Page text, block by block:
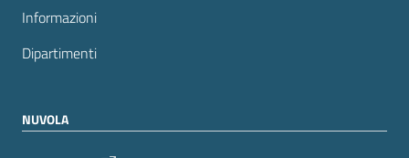
Informazioni
Dipartimenti
NUVOLA